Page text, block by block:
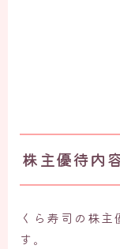
株主優待内
くら寿司の株
す。